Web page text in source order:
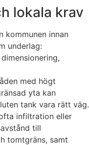
lokala krav
kommunen innan
underlag:
med högt
yta kan
tank vara rätt väg.
infiltration eller
till
tomtgräns, samt